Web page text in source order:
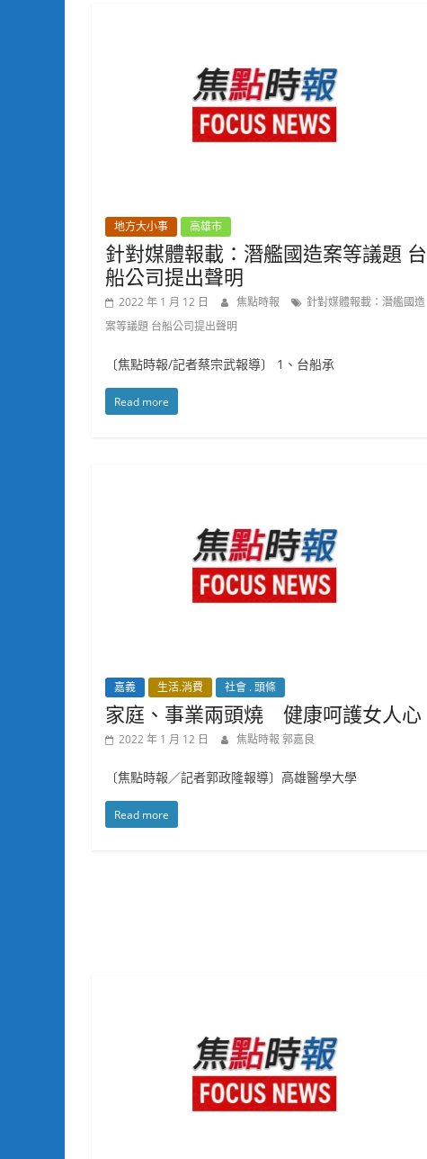
地方大小事 高雄市
針對媒體報載：潛艦國造案等議題 台
船公司提出聲明
2022 年 1 月 12 日 焦點時報
針對媒體報載：潛艦國造
案等議題 台船公司提出聲明
〔焦點時報/記者蔡宗武報導〕 1、台船承
Read more
嘉義 生活.消費 社會 . 頭條
家庭、事業兩頭燒 健康呵護女人心
2022 年 1 月 12 日 焦點時報 郭嘉良
〔焦點時報／記者郭政隆報導〕高雄醫學大學
Read more